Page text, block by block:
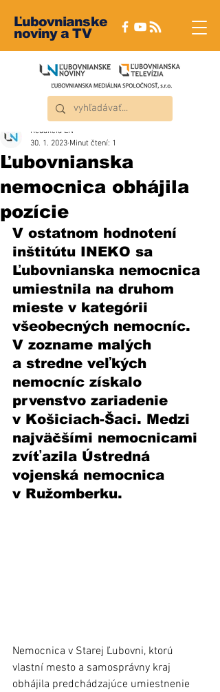
Ľubovnianske
noviny a TV
Ľubovnianska
nemocnica obhájila
pozície
Redakcia ĽN
30. 1. 2023 Minut čtení: 1
V ostatnom hodnotení
inštitútu INEKO sa
Ľubovnianska nemocnica
umiestnila na druhom
mieste v kategórii
všeobecných nemocníc.
V zozname malých
a stredne veľkých
nemocníc získalo
prvenstvo zariadenie
v Košiciach-Šaci. Medzi
najväčšími nemocnicami
zvíťazila Ústredná
vojenská nemocnica
v Ružomberku.
Nemocnica v Starej Ľubovni, ktorú
vlastní mesto a samosprávny kraj
obhájila predchádzajúce umiestnenie